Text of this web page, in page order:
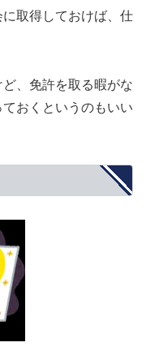
取得しておけば、仕
、免許を取る暇がな
おくというのもいい